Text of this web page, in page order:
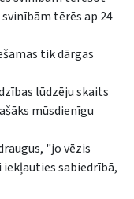
tērēs ap 24
tik dārgas
lūdzēju skaits
mūsdienīgu
"jo vēzis
sabiedrībā,